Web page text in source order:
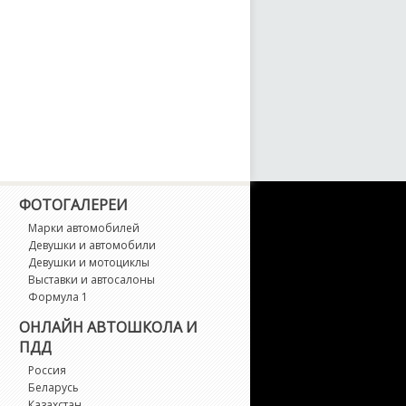
ФОТОГАЛЕРЕИ
Марки автомобилей
Девушки и автомобили
Девушки и мотоциклы
Выставки и автосалоны
Формула 1
ОНЛАЙН АВТОШКОЛА И
ПДД
Россия
Беларусь